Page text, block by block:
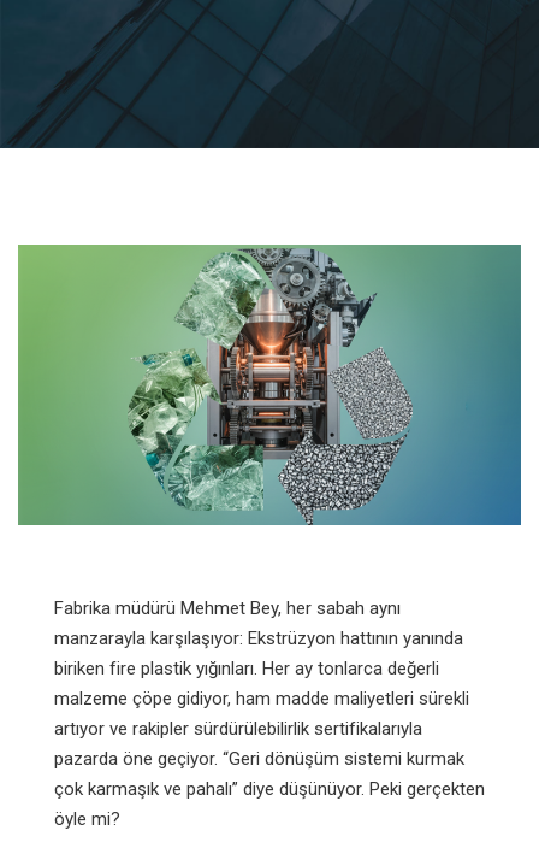
Fabrika müdürü Mehmet Bey, her sabah aynı
manzarayla karşılaşıyor: Ekstrüzyon hattının yanında
biriken fire plastik yığınları. Her ay tonlarca değerli
malzeme çöpe gidiyor, ham madde maliyetleri sürekli
artıyor ve rakipler sürdürülebilirlik sertifikalarıyla
pazarda öne geçiyor. “Geri dönüşüm sistemi kurmak
çok karmaşık ve pahalı” diye düşünüyor. Peki gerçekten
öyle mi?